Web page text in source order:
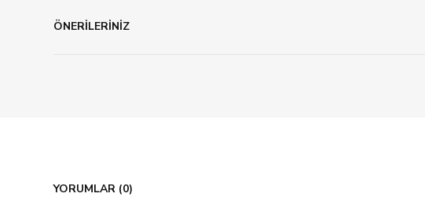
ÖNERİLERİNİZ
YORUMLAR (0)